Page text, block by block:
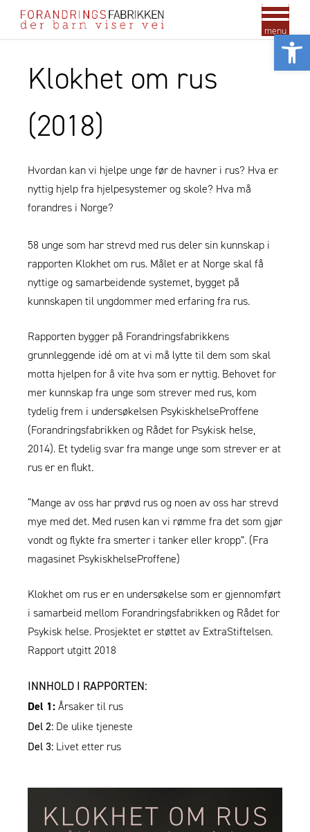
menu
Klokhet om rus
(2018)
Hvordan kan vi hjelpe unge før de havner i rus? Hva er
nyttig hjelp fra hjelpesystemer og skole? Hva må
forandres i Norge?
58 unge som har strevd med rus deler sin kunnskap i
rapporten Klokhet om rus. Målet er at Norge skal få
nyttige og samarbeidende systemet, bygget på
kunnskapen til ungdommer med erfaring fra rus.
Rapporten bygger på Forandringsfabrikkens
grunnleggende idé om at vi må lytte til dem som skal
motta hjelpen for å vite hva som er nyttig. Behovet for
mer kunnskap fra unge som strever med rus, kom
tydelig frem i undersøkelsen PsykiskhelseProffene
(Forandringsfabrikken og Rådet for Psykisk helse,
2014). Et tydelig svar fra mange unge som strever er at
rus er en flukt.
“Mange av oss har prøvd rus og noen av oss har strevd
mye med det. Med rusen kan vi rømme fra det som gjør
vondt og flykte fra smerter i tanker eller kropp”. (Fra
magasinet PsykiskhelseProffene)
Klokhet om rus er en undersøkelse som er gjennomført
i samarbeid mellom Forandringsfabrikken og Rådet for
Psykisk helse. Prosjektet er støttet av ExtraStiftelsen.
Rapport utgitt 2018
INNHOLD I RAPPORTEN:
Del 1: Årsaker til rus
Del 2: De ulike tjeneste
Del 3: Livet etter rus